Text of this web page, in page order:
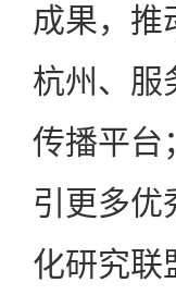
成果，推
杭州、服
传播平台
引更多优
化研究联